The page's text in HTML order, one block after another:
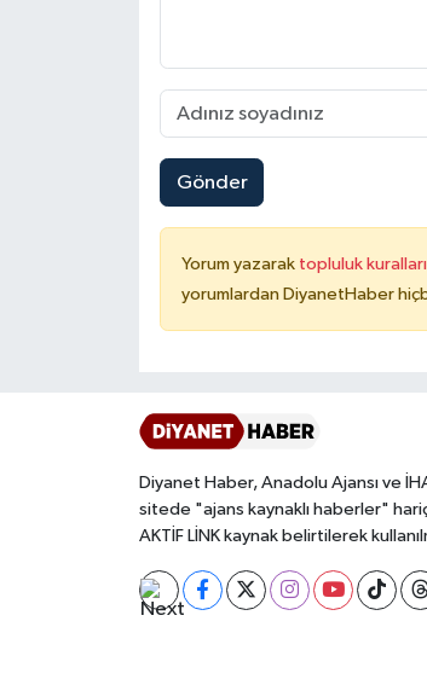
Gönder
Yorum yazarak topluluk
yorumlardan DiyanetHaber
Diyanet Haber, Anadolu Ajansı ve
sitede "ajans kaynaklı haberler"
AKTİF LİNK kaynak belirtilerek
Kırşehir Müftülüğü
Kocaeli Müftülüğü
Konya Müftülüğü
Kütahya Müftülüğü
Mardin Müftülüğü
Mersin Müftülüğü